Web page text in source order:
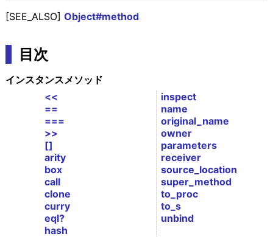
[SEE_ALSO] Object#method
目次
インスタンスメソッド
<<
==
===
>>
[]
arity
box
call
clone
curry
eql?
hash
inspect
name
original_name
owner
parameters
receiver
source_location
super_method
to_proc
to_s
unbind